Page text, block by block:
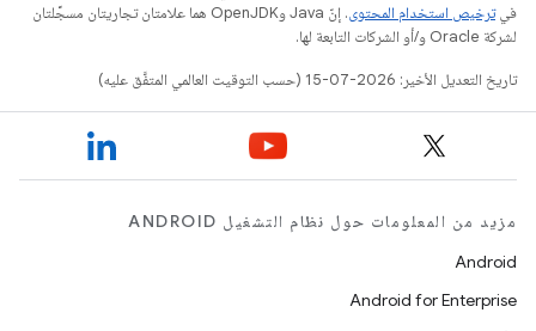
فيترخيص استخدام المحتوى
. إنّ Java وOpenJDK هما علامتان تجاريتان مسجَّلتان
لشركة Oracle و/أو الشركات التابعة لها.
تاريخ التعديل الأخير: 2026-07-15 (حسب التوقيت العالمي المتفَّق عليه)
مزيد من المعلومات حول نظام التشغيل ANDROID
Android
Android for Enterprise